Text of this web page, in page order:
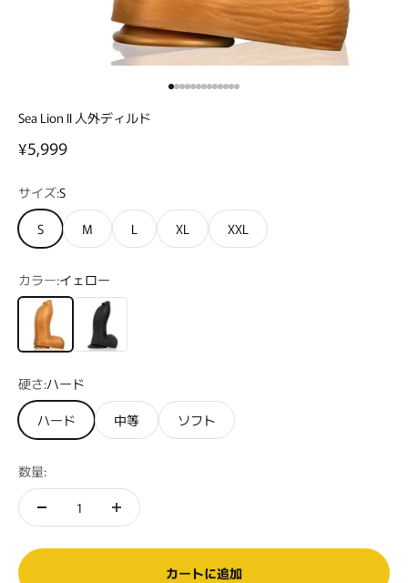
Sea Lion II 人外ディルド
セール価格
¥5,999
サイズ:S
S
M L XL XXL
カラー:イェロー
イェロー
ブラック
硬さ:ハード
ハード
中等 ソフト
数量:
カートに追加